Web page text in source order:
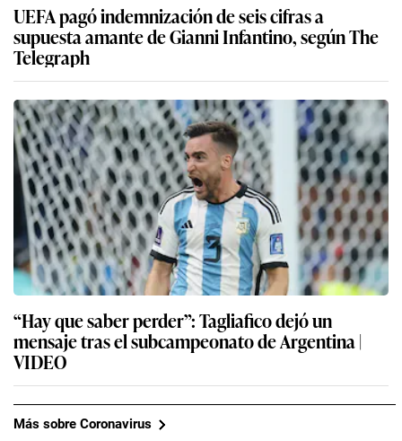
UEFA pagó indemnización de seis cifras a
supuesta amante de Gianni Infantino, según The
Telegraph
“Hay que saber perder”: Tagliafico dejó un
mensaje tras el subcampeonato de Argentina |
VIDEO
Más sobre Coronavirus